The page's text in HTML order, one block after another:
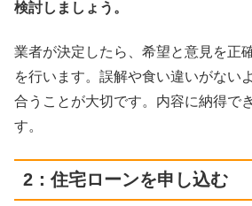
検討しましょう。
業者が決定したら、希望と意見を正
を行います。誤解や食い違いがない
合うことが大切です。内容に納得で
す。
2：住宅ローンを申し込む